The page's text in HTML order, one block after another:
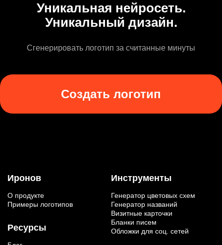
Уникальная нейросеть.
Уникальный дизайн.
Сгенерировать логотип за считанные минуты
Создать логотип
Иронов
О продукте
Примеры логотипов
Ресурсы
Инструменты
Генератор цветовых схем
Генератор названий
Визитные карточки
Бланки писем
Обложки для соц. сетей